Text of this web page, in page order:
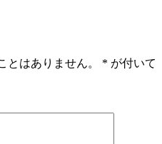
とはありません。 * が付いて